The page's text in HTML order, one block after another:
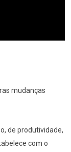
mudanças
de produtividade,
com o